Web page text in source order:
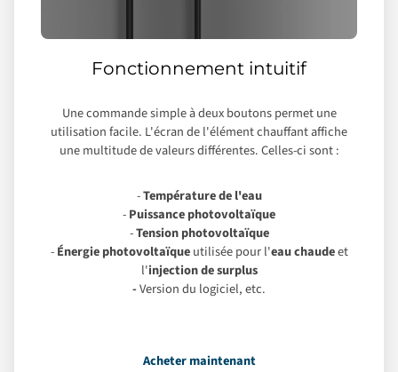
Fonctionnement intuitif
Une commande simple à deux boutons permet une
utilisation facile. L'écran de l'élément chauffant affiche
une multitude de valeurs différentes. Celles-ci sont :
-Température de l'eau
-Puissance photovoltaïque
-Tension photovoltaïque
-Énergie photovoltaïqueutilisée pour l'eau chaudeet
l'injection de surplus
-Version du logiciel, etc.
Acheter maintenant